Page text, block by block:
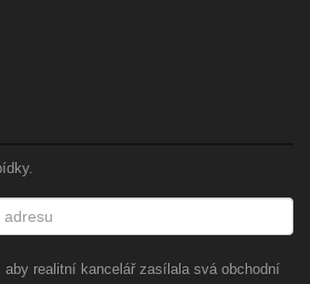
realitní kancelář zasílala svá obchodní